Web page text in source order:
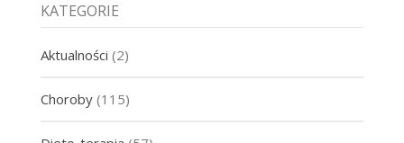
KATEGORIE
Aktualności (2)
Choroby(115)